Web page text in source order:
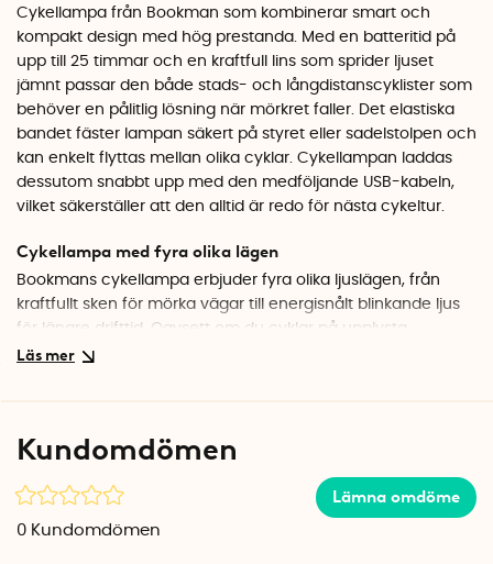
Cykellampa från Bookman som kombinerar smart och
kompakt design med hög prestanda. Med en batteritid på
upp till 25 timmar och en kraftfull lins som sprider ljuset
jämnt passar den både stads- och långdistanscyklister som
behöver en pålitlig lösning när mörkret faller. Det elastiska
bandet fäster lampan säkert på styret eller sadelstolpen och
kan enkelt flyttas mellan olika cyklar. Cykellampan laddas
dessutom snabbt upp med den medföljande USB-kabeln,
vilket säkerställer att den alltid är redo för nästa cykeltur.
Cykellampa med fyra olika lägen
Bookmans cykellampa erbjuder fyra olika ljuslägen, från
kraftfullt sken för mörka vägar till energisnålt blinkande ljus
för längre drifttid. Oavsett om du cyklar på upplysta
stadsgator eller längs mörka landsvägar ger de olika
Lång batteritid och snabb laddning
Cykellampans batteri håller upp till 25 timmar i blinkande
energisparläge och laddas fullt på bara två timmar med
den medföljande USB-kabeln.
Kundomdömen
Lämna omdöme
0 Kundomdömen